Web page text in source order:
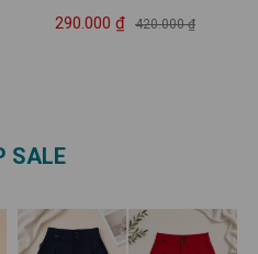
chữ 'BRANSON' - Loza
290.000 ₫ 420.000 ₫
SALE